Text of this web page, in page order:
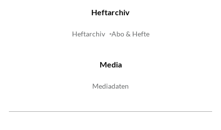
Heftarchiv
Heftarchiv Abo & Hefte
Media
Mediadaten